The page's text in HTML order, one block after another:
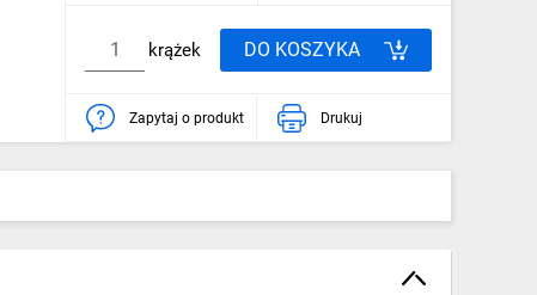
krążek DO KOSZYKA
Zapytaj o produkt Drukuj